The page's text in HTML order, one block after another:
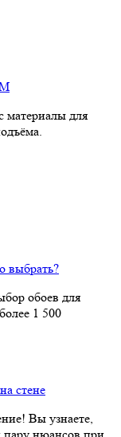
материалы для
выбрать?
обоев для
1 500
стене
Вы узнаете,